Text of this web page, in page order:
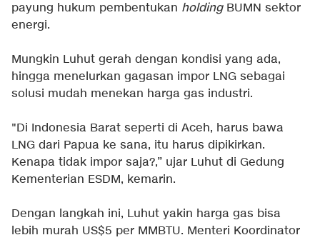
payung hukum pembentukan holdingBUMN sektor
energi.
Mungkin Luhut gerah dengan kondisi yang ada,
hingga menelurkan gagasan impor LNG sebagai
solusi mudah menekan harga gas industri.
"Di Indonesia Barat seperti di Aceh, harus bawa
LNG dari Papua ke sana, itu harus dipikirkan.
Kenapa tidak impor saja?,” ujar Luhut di Gedung
Kementerian ESDM, kemarin.
Dengan langkah ini, Luhut yakin harga gas bisa
lebih murah US$5 per MMBTU. Menteri Koordinator